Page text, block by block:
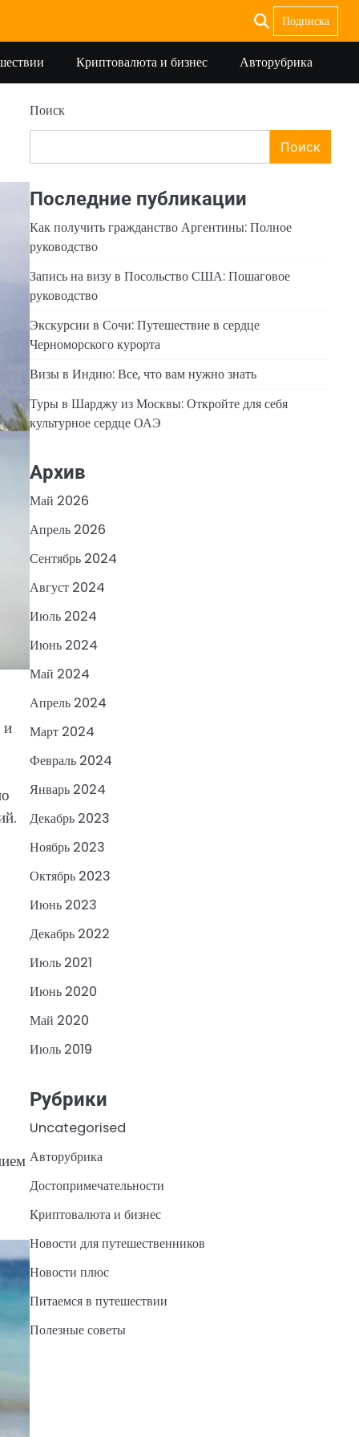
Подписка
Криптовалюта и бизнес Авторубрика
и
Поиск
Поиск
Последние публикации
Как получить гражданство Аргентины: Полное
руководство
Запись на визу в Посольство США: Пошаговое
руководство
Экскурсии в Сочи: Путешествие в сердце
Черноморского курорта
Визы в Индию: Все, что вам нужно знать
Туры в Шарджу из Москвы: Откройте для себя
культурное сердце ОАЭ
Архив
Май 2026
Апрель 2026
Сентябрь 2024
Август 2024
Июль 2024
Июнь 2024
Май 2024
Апрель 2024
Март 2024
Февраль 2024
Январь 2024
Декабрь 2023
Ноябрь 2023
Октябрь 2023
Июнь 2023
Декабрь 2022
Июль 2021
Июнь 2020
Май 2020
Июль 2019
Рубрики
Uncategorised
Авторубрика
Достопримечательности
Криптовалюта и бизнес
Новости для путешественников
Новости плюс
Питаемся в путешествии
Полезные советы